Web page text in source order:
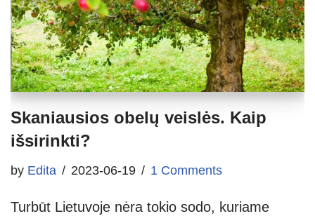
Skaniausios obelų veislės. Kaip
išsirinkti?
by Edita 2023-06-19 1 Comments
Turbūt Lietuvoje nėra tokio sodo, kuriame